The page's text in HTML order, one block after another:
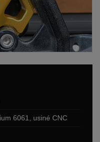
6061, usiné CNC